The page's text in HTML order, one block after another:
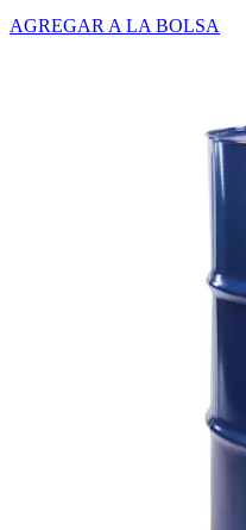
AGREGAR A LA BOLSA